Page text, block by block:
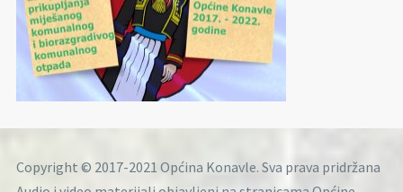
Copyright © 2017-2021 Općina Konavle. Sva prava pridržana